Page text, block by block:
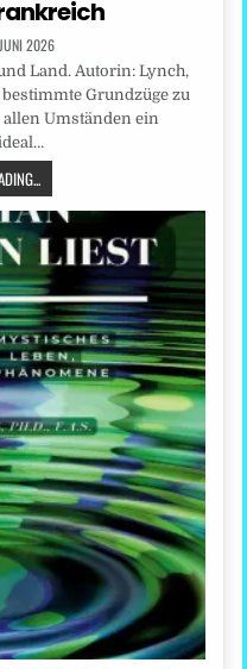
2026
Land. Autorin: Lynch,
Grundzüge zu
Umständen ein